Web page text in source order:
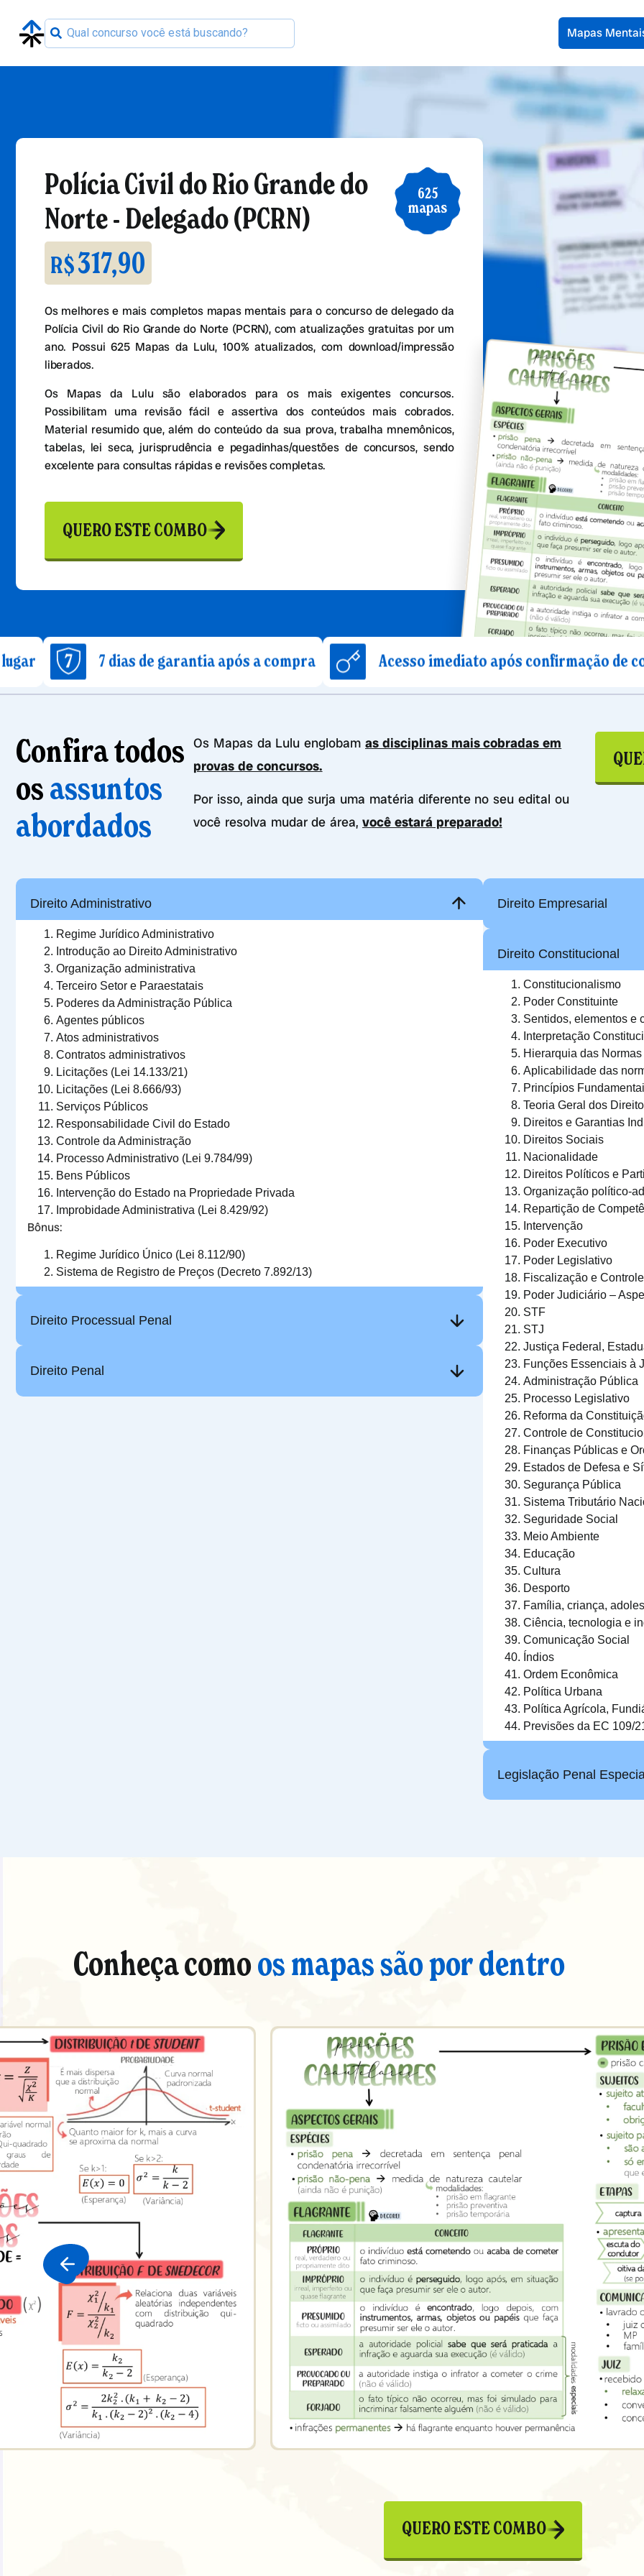
Mapas
625
mapas
Polícia Civil do Rio Grande do
Norte - Delegado (PCRN)
R$317,90
Os melhores e mais completos mapas mentais para o concurso de delegado da
Polícia Civil do Rio Grande do Norte (PCRN), com atualizações gratuitas por um
ano. Possui 625 Mapas da Lulu, 100% atualizados, com download/impressão
liberados.
Os Mapas da Lulu são elaborados para os mais exigentes concursos.
Possibilitam uma revisão fácil e assertiva dos conteúdos mais cobrados.
Material resumido que, além do conteúdo da sua prova, trabalha mnemônicos,
tabelas, lei seca, jurisprudência e pegadinhas/questões de concursos, sendo
excelente para consultas rápidas e revisões completas.
QUERO ESTE COMBO
7 dias de garantia após a compra Acesso imediato após confirmação de compra
Confira todos
osassuntos
abordados
Os Mapas da Lulu englobam as disciplinas mais cobradas em
provas de concursos.
Por isso, ainda que surja uma matéria diferente no seu edital ou
você resolva mudar de área,você estará preparado!
Direito Administrativo
Regime Jurídico Administrativo
Introdução ao Direito Administrativo
Organização administrativa
Terceiro Setor e Paraestatais
Poderes da Administração Pública
Agentes públicos
Atos administrativos
Contratos administrativos
Licitações (Lei 14.133/21)
Licitações (Lei 8.666/93)
Serviços Públicos
Responsabilidade Civil do Estado
Controle da Administração
Processo Administrativo (Lei 9.784/99)
Bens Públicos
Intervenção do Estado na Propriedade Privada
Improbidade Administrativa (Lei 8.429/92)
Bônus:
Regime Jurídico Único (Lei 8.112/90)
Sistema de Registro de Preços (Decreto 7.892/13)
Direito Processual Penal
Direito Penal
Direito Empresarial
Direito Constitucional
Constitucionalismo
Poder Constituinte
Sentidos, elementos e
Interpretação
Hierarquia das Normas
Aplicabilidade das
Princípios
Teoria Geral dos
Direitos e Garantias
Direitos Sociais
Nacionalidade
Direitos Políticos e
Organização político-
Repartição de
Intervenção
Poder Executivo
Poder Legislativo
Fiscalização e
Poder Judiciário –
STF
STJ
Justiça Federal,
Funções Essenciais à
Administração Pública
Processo Legislativo
Reforma da
Controle de
Finanças Públicas e
Estados de Defesa e
Segurança Pública
Sistema Tributário
Seguridade Social
Meio Ambiente
Educação
Cultura
Desporto
Família, criança,
Ciência, tecnologia e
Comunicação Social
Índios
Ordem Econômica
Política Urbana
Política Agrícola,
Previsões da EC 109/
Legislação Penal
Conheça comoos mapas são por dentro
QUERO ESTE COMBO